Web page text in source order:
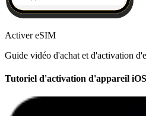
Activer eSIM
Guide vidéo d'achat et d'activation
Tutoriel d'activation d'appareil